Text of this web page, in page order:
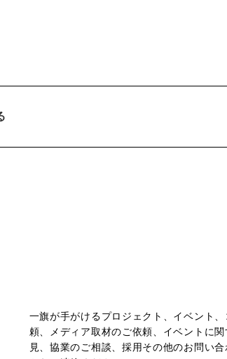
一旗が手がけるプロジェクト、イベント
頼、メディア取材のご依頼、イベントに
見、協業のご相談、採用その他のお問い